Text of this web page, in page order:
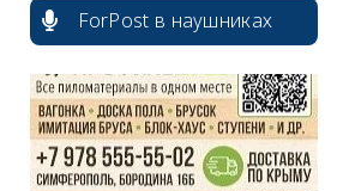
ForPost в наушниках
erid: 2SDnjdPjgYS